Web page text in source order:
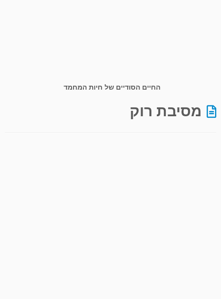
החיים הסודיים של חיות המחמד
מסיבת רוק